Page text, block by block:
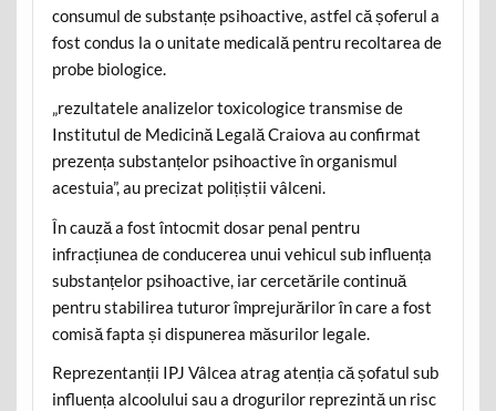
consumul de substanțe psihoactive, astfel că șoferul a
fost condus la o unitate medicală pentru recoltarea de
probe biologice.
„rezultatele analizelor toxicologice transmise de
Institutul de Medicină Legală Craiova au confirmat
prezența substanțelor psihoactive în organismul
acestuia”, au precizat polițiștii vâlceni.
În cauză a fost întocmit dosar penal pentru
infracțiunea de conducerea unui vehicul sub influența
substanțelor psihoactive, iar cercetările continuă
pentru stabilirea tuturor împrejurărilor în care a fost
comisă fapta și dispunerea măsurilor legale.
Reprezentanții IPJ Vâlcea atrag atenția că șofatul sub
influența alcoolului sau a drogurilor reprezintă un risc